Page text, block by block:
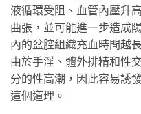
液循環受阻、血管內壓升
曲張，並可能進一步造成
內的盆腔組織充血時間越
由於手淫、體外排精和性
分的性高潮，因此容易誘
這個道理。